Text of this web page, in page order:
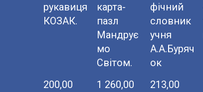
рукавиця
КОЗАК.
200,00
карта-
пазл
Мандрує
мо
Світом.
1 260,00
фічний
словник
учня
А.А.Буряч
ок
213,00